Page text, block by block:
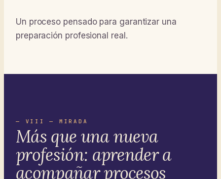
Un proceso pensado para garantizar una
preparación profesional real.
— VIII — MIRADA
Más que una nueva
profesión: aprender a
acompañar procesos